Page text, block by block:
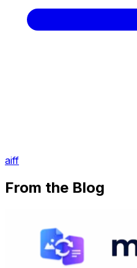
aiff
From the Blog